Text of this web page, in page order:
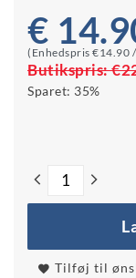
€
(Enhedspris €14.90
Butikspris:
Sparet: 35%
Tilføj til